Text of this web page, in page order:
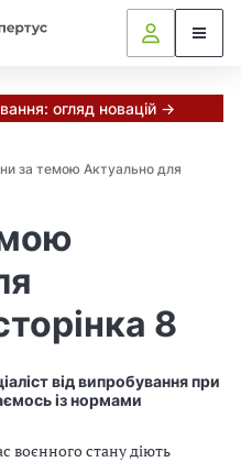
огляд новацій →
за темою Актуально для
8
від випробування при
із нормами
воєнного стану діють